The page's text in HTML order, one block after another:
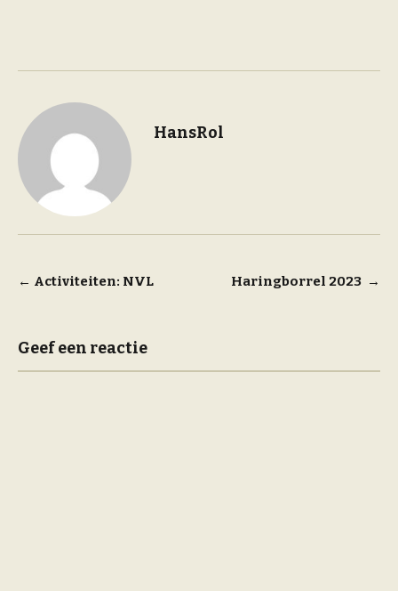
HansRol
Bericht
← Activiteiten: NVL Haringborrel 2023 →
Geef een reactie